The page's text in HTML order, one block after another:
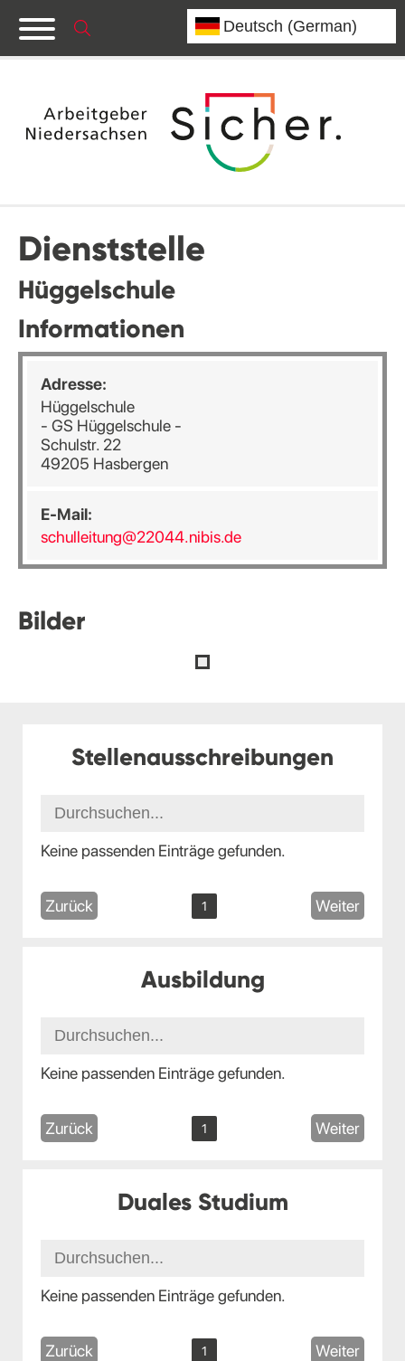
Dienststelle
Hüggelschule
Informationen
Adresse:
Hüggelschule
- GS Hüggelschule -
Schulstr. 22
49205 Hasbergen
E-Mail:
schulleitung@22044.nibis.de
Bilder
Stellenausschreibungen
Keine passenden Einträge gefunden.
Zurück 1 Weiter
Ausbildung
Keine passenden Einträge gefunden.
Zurück 1 Weiter
Duales Studium
Keine passenden Einträge gefunden.
Zurück 1 Weiter